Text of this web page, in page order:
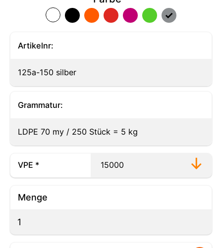
Artikelnr:
125a-150 silber
Grammatur:
LDPE 70 my / 250 Stück = 5 kg
VPE *
Menge